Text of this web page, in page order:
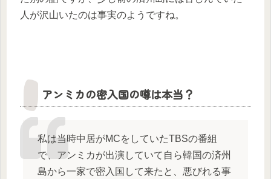
人が沢山いたのは事実のようですね。
アンミカの密入国の噂は本当？
私は当時中居がMCをしていたTBSの番組
で、アンミカが出演していて自ら韓国の済州
島から一家で密入国して来たと、悪びれる事